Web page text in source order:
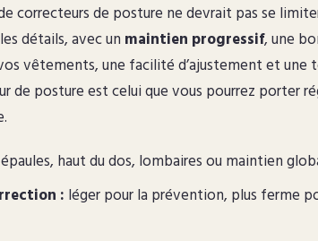
correcteurs de posture ne devrait pas se
détails, avec un maintien progressif, une
vêtements, une facilité d’ajustement et une
de posture est celui que vous pourrez porter
épaules, haut du dos, lombaires ou maintien
: léger pour la prévention, plus ferme